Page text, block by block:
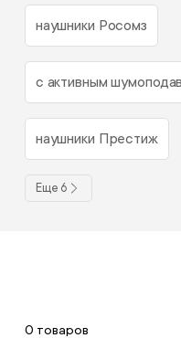
наушники Росомз
с активным
наушники Престиж
Еще 6
0 товаров